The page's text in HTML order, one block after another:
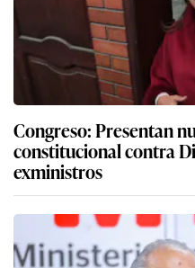
Congreso: Presentan
constitucional contra
exministros